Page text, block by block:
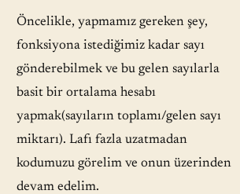
Öncelikle, yapmamız gereken şey,
fonksiyona istediğimiz kadar sayı
gönderebilmek ve bu gelen sayılarla
basit bir ortalama hesabı
yapmak(sayıların toplamı/gelen sayı
miktarı). Lafı fazla uzatmadan
kodumuzu görelim ve onun üzerinden
devam edelim.